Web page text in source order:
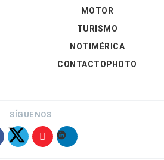
MOTOR
TURISMO
NOTIMÉRICA
CONTACTOPHOTO
SÍGUENOS